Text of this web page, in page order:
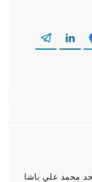
محمد علي باشا